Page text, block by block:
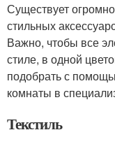
Существует
стильных
Важно, чтобы все
стиле, в одной
подобрать с
комнаты в
Текстиль